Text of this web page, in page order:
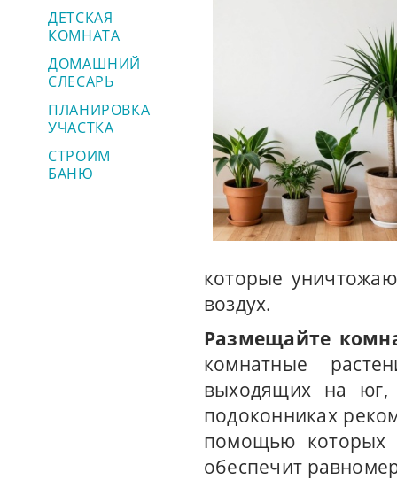
ДЕТСКАЯ
КОМНАТА
ДОМАШНИЙ
СЛЕСАРЬ
ПЛАНИРОВКА
УЧАСТКА
СТРОИМ
БАНЮ
которые
воздух.
Размещайте
комнатные
выходящих на
подоконниках
помощью которых
обеспечит